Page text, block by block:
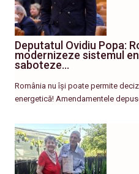
Deputatul Ovidiu Popa:
modernizeze sistemul
saboteze…
România nu își poate permite
energetică! Amendamentele